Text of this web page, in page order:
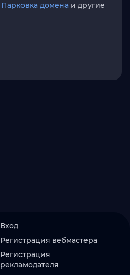
Парковка домена и другие
Вход
Регистрация вебмастера
Регистрация
рекламодателя